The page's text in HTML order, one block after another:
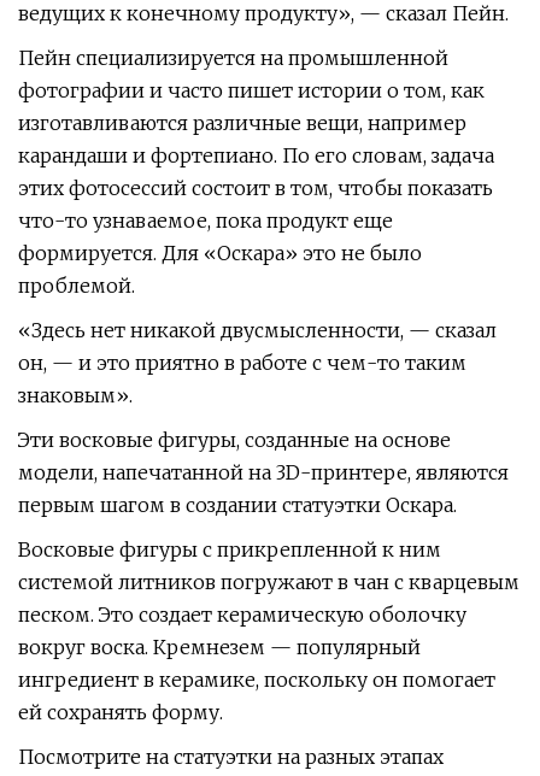
ведущих к конечному продукту», — сказал Пейн.
Пейн специализируется на промышленной
фотографии и часто пишет истории о том, как
изготавливаются различные вещи, например
карандаши и фортепиано. По его словам, задача
этих фотосессий состоит в том, чтобы показать
что-то узнаваемое, пока продукт еще
формируется. Для «Оскара» это не было
проблемой.
«Здесь нет никакой двусмысленности, — сказал
он, — и это приятно в работе с чем-то таким
знаковым».
Эти восковые фигуры, созданные на основе
модели, напечатанной на 3D-принтере, являются
первым шагом в создании статуэтки Оскара.
Восковые фигуры с прикрепленной к ним
системой литников погружают в чан с кварцевым
песком. Это создает керамическую оболочку
вокруг воска. Кремнезем — популярный
ингредиент в керамике, поскольку он помогает
ей сохранять форму.
Посмотрите на статуэтки на разных этапах